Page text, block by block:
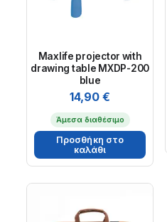
Maxlife projector with
drawing table MXDP-200
blue
14,90€
Άμεσα διαθέσιμο
Προσθήκη στο
καλάθι